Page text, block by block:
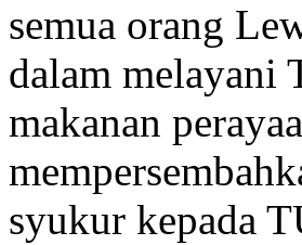
semua orang
dalam melayani
makanan
syukur kepada